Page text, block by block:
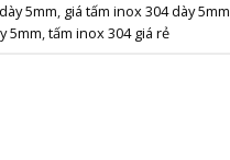
5mm, giá tấm inox 304 dày 5mm
5mm,tấm inox 304 giá rẻ